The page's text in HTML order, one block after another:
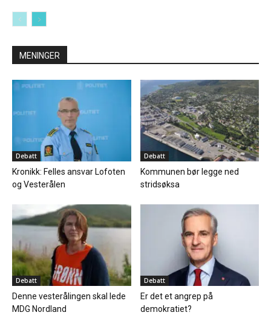
MENINGER
Debatt
Kronikk: Felles ansvar Lofoten
og Vesterålen
Debatt
Kommunen bør legge ned
stridsøksa
Debatt
Denne vesterålingen skal lede
MDG Nordland
Debatt
Er det et angrep på
demokratiet?